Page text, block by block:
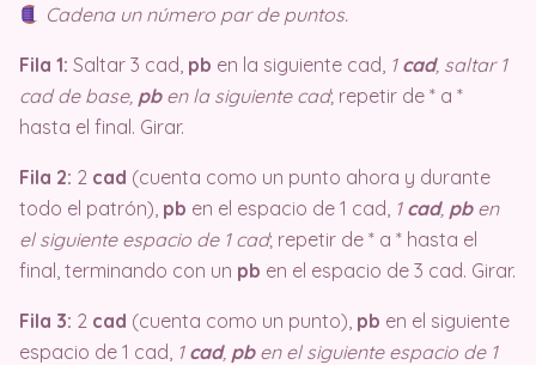
Cadena un número par de puntos.
Fila 1: Saltar 3 cad, pb en la siguiente cad, 1 cad, saltar 1
cad de base, pben la siguiente cad; repetir de * a *
hasta el final. Girar.
Fila 2: 2 cad (cuenta como un punto ahora y durante
todo el patrón), pb en el espacio de 1 cad, 1 cad, pben
el siguiente espacio de 1 cad; repetir de * a * hasta el
final, terminando con un pb en el espacio de 3 cad. Girar.
Fila 3: 2 cad (cuenta como un punto), pb en el siguiente
espacio de 1 cad, 1 cad, pben el siguiente espacio de 1